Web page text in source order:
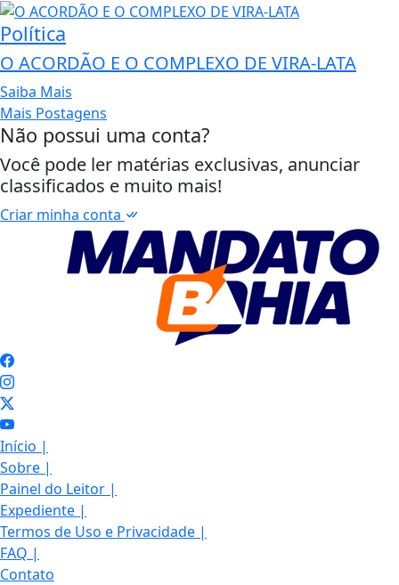
Política
O ACORDÃO E O COMPLEXO DE VIRA-LATA
Saiba Mais
Mais Postagens
Não possui uma conta?
Você pode ler matérias exclusivas, anunciar
classificados e muito mais!
Criar minha conta
Início |
Sobre |
Painel do Leitor |
Expediente |
Termos de Uso e Privacidade |
FAQ |
Contato